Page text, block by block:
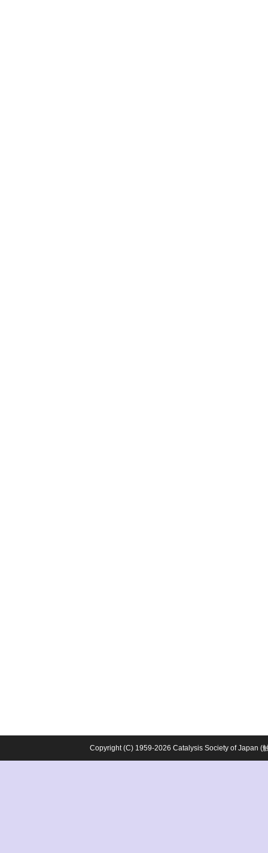
Copyright (C) 1959-2026 Catalysis Society of Japan (